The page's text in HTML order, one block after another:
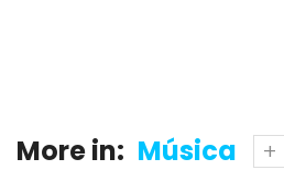
More in: Música